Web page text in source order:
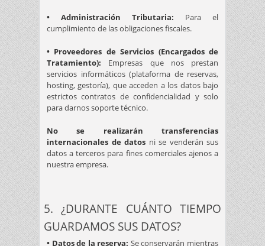
• Administración Tributaria: Para el
cumplimiento de las obligaciones fiscales.
• Proveedores de Servicios (Encargados de
Tratamiento): Empresas que nos prestan
servicios informáticos (plataforma de reservas,
hosting, gestoría), que acceden a los datos bajo
estrictos contratos de confidencialidad y solo
para darnos soporte técnico.
No se realizarán transferencias
internacionales de datos ni se venderán sus
datos a terceros para fines comerciales ajenos a
nuestra empresa.
5. ¿DURANTE CUÁNTO TIEMPO
GUARDAMOS SUS DATOS?
• Datos de la reserva: Se conservarán mientras